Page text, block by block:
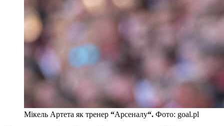
Мікель Артета як тренер “Арсеналу“. Фото: goal.pl